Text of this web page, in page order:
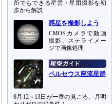
所でもできる星雲・星団撮影を初
歩から解説
惑星を撮影しよう
CMOSカメラで動画
撮影、ステライメー
ジで画像処理
ペルセウス座流星群
8月12～13日が一番の見ごろ。月明